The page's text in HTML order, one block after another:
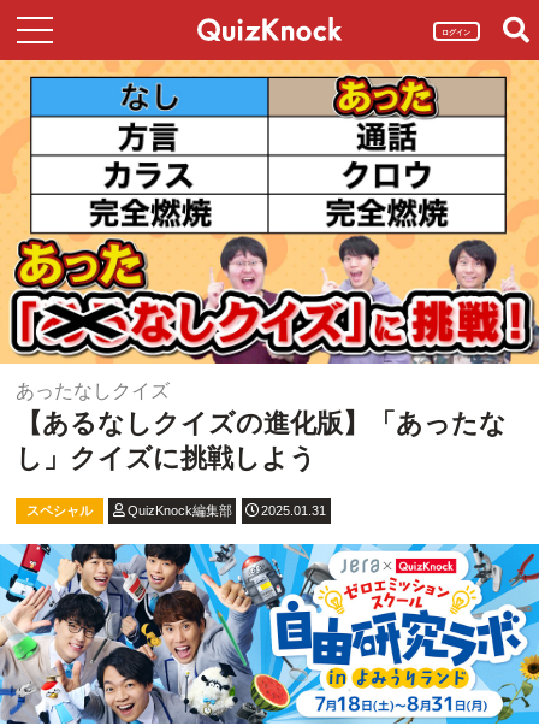
ログイン
あったなしクイズ
【あるなしクイズの進化版】「あったな
し」クイズに挑戦しよう
スペシャル QuizKnock編集部 2025.01.31